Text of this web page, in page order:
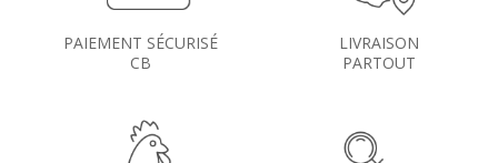
PAIEMENT SÉCURISÉ
CB
LIVRAISON
PARTOUT